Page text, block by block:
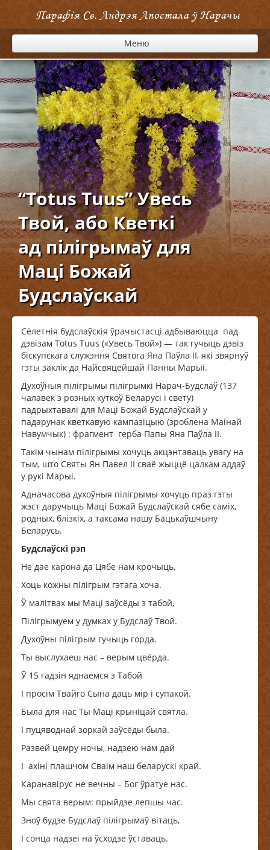
Парафія Cв. Андрэя Апостала ў Нарачы
Меню
“Totus Tuus” Увесь
Твой, або Кветкі
ад пілігрымаў для
Маці Божай
Будслаўскай
Сёлетнія будслаўскія ўрачыстасці адбываюцца пад
дэвізам Totus Tuus («Увесь Твой») — так гучыць дэвіз
біскупскага служэння Святога Яна Паўла ІІ, які звярнуў
гэты заклік да Найсвяцейшай Панны Марыі.
Духоўныя пілігрымы пілігрымкі Нарач-Будслаў (137
чалавек з розных куткоў Беларусі і свету)
падрыхтавалі для Маці Божай Будслаўскай у
падарунак кветкавую кампазіцыю (зроблена Маінай
Навумчык) : фрагмент герба Папы Яна Паўла ІІ.
Такім чынам пілігрымы хочуць акцэнтаваць увагу на
тым, што Святы Ян Павел ІІ сваё жыццё цалкам аддаў
у рукі Марыі.
Адначасова духоўныя пілігрымы хочуць праз гэты
жэст даручыць Маці Божай Будслаўскай сябе саміх,
родных, блізкіх, а таксама нашу Бацькаўшчыну
Беларусь.
Будслаўскі рэп
Не дае карона да Цябе нам крочыць,
Хоць кожны пілігрым гэтага хоча.
Ў малітвах мы Маці заўсёды з табой,
Пілігрымуем у думках у Будслаў Твой.
Духоўны пілігрым гучыць горда.
Ты выслухаеш нас – верым цвёрда.
Ў 15 гадзін яднаемся з Табой
І просім Твайго Сына даць мір і супакой.
Была для нас Ты Маці крыніцай святла.
І пуцяводнай зоркай заўсёды была.
Развей цемру ночы, надзею нам дай
І ахіні плашчом Сваім наш беларускі край.
Каранавірус не вечны – Бог ўратуе нас.
Мы свята верым: прыйдзе лепшы час.
Зноў будзе Будслаў пілігрымаў вітаць,
І сонца надзеі на ўсходзе ўставаць.